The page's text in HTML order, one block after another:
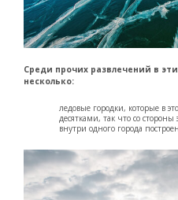
Среди прочих развлечений в
несколько:
ледовые городки, которые в
десятками, так что со
внутри одного города